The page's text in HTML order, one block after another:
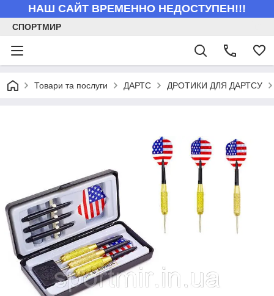
НАШ САЙТ ВРЕМЕННО НЕДОСТУПЕН!!!
СПОРТМИР
Товари та послуги ДАРТС ДРОТИКИ ДЛЯ ДАРТСУ